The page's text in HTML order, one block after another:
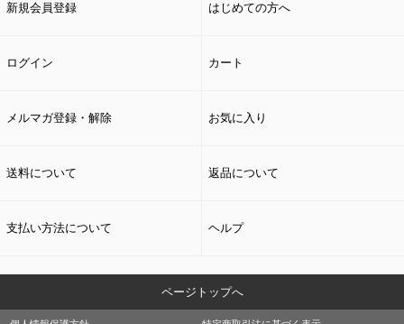
新規会員登録 はじめての方へ
ログイン カート
メルマガ登録・解除 お気に入り
送料について 返品について
支払い方法について ヘルプ
ページトップへ